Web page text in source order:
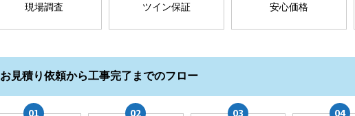
現場調査 ツイン保証 安心価格
お見積り依頼から工事完了までのフロー